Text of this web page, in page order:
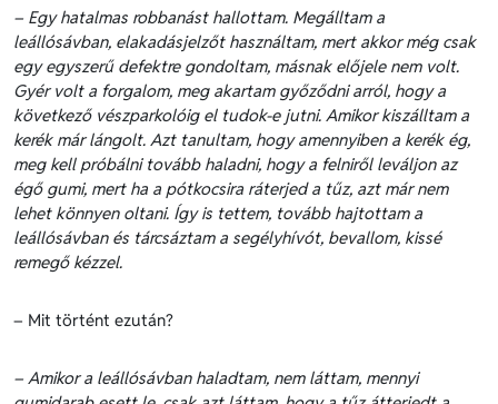
– Egy hatalmas robbanást hallottam. Megálltam a
leállósávban, elakadásjelzőt használtam, mert akkor még csak
egy egyszerű defektre gondoltam, másnak előjele nem volt.
Gyér volt a forgalom, meg akartam győződni arról, hogy a
következő vészparkolóig el tudok-e jutni. Amikor kiszálltam a
kerék már lángolt. Azt tanultam, hogy amennyiben a kerék ég,
meg kell próbálni tovább haladni, hogy a felniről leváljon az
égő gumi, mert ha a pótkocsira ráterjed a tűz, azt már nem
lehet könnyen oltani. Így is tettem, tovább hajtottam a
leállósávban és tárcsáztam a segélyhívót, bevallom, kissé
remegő kézzel.
– Mit történt ezután?
– Amikor a leállósávban haladtam, nem láttam, mennyi